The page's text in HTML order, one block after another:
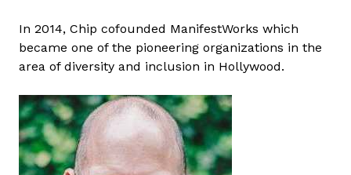
o
l
a
o
a
n
In 2014, Chip cofounded ManifestWorks which
became one of the pioneering organizations in the
area of diversity and inclusion in Hollywood.